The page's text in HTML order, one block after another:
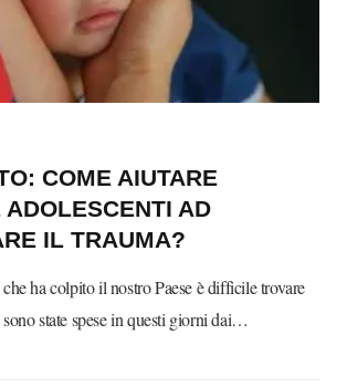
COME AIUTARE
AD
IL TRAUMA?
ha colpito il nostro Paese è difficile trovare
state spese in questi giorni dai…